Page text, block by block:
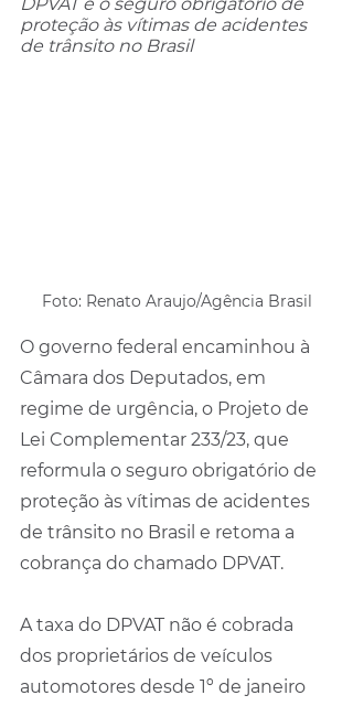
proteção às vítimas de acidentes
de trânsito no Brasil
Foto: Renato Araujo/Agência Brasil
O governo federal encaminhou à
Câmara dos Deputados, em
regime de urgência, o Projeto de
Lei Complementar 233/23, que
reformula o seguro obrigatório de
proteção às vítimas de acidentes
de trânsito no Brasil e retoma a
cobrança do chamado DPVAT.
A taxa do DPVAT não é cobrada
dos proprietários de veículos
automotores desde 1º de janeiro